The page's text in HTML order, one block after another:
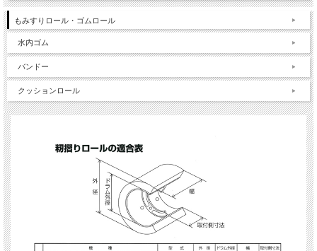
もみすりロール・ゴムロール
水内ゴム
バンドー
クッションロール